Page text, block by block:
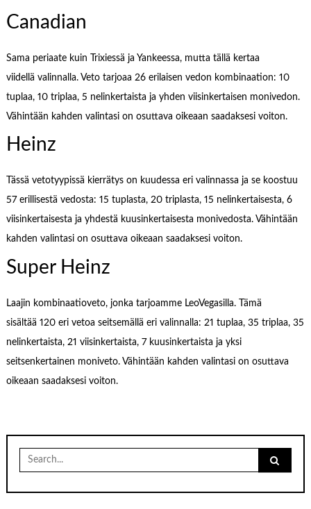
Canadian
Sama periaate kuin Trixiessä ja Yankeessa, mutta tällä kertaa
viidellä valinnalla. Veto tarjoaa 26 erilaisen vedon kombinaation: 10
tuplaa, 10 triplaa, 5 nelinkertaista ja yhden viisinkertaisen monivedon.
Vähintään kahden valintasi on osuttava oikeaan saadaksesi voiton.
Heinz
Tässä vetotyypissä kierrätys on kuudessa eri valinnassa ja se koostuu
57 erillisestä vedosta: 15 tuplasta, 20 triplasta, 15 nelinkertaisesta, 6
viisinkertaisesta ja yhdestä kuusinkertaisesta monivedosta. Vähintään
kahden valintasi on osuttava oikeaan saadaksesi voiton.
Super Heinz
Laajin kombinaatioveto, jonka tarjoamme LeoVegasilla. Tämä
sisältää 120 eri vetoa seitsemällä eri valinnalla: 21 tuplaa, 35 triplaa, 35
nelinkertaista, 21 viisinkertaista, 7 kuusinkertaista ja yksi
seitsenkertainen moniveto. Vähintään kahden valintasi on osuttava
oikeaan saadaksesi voiton.
Search
for: